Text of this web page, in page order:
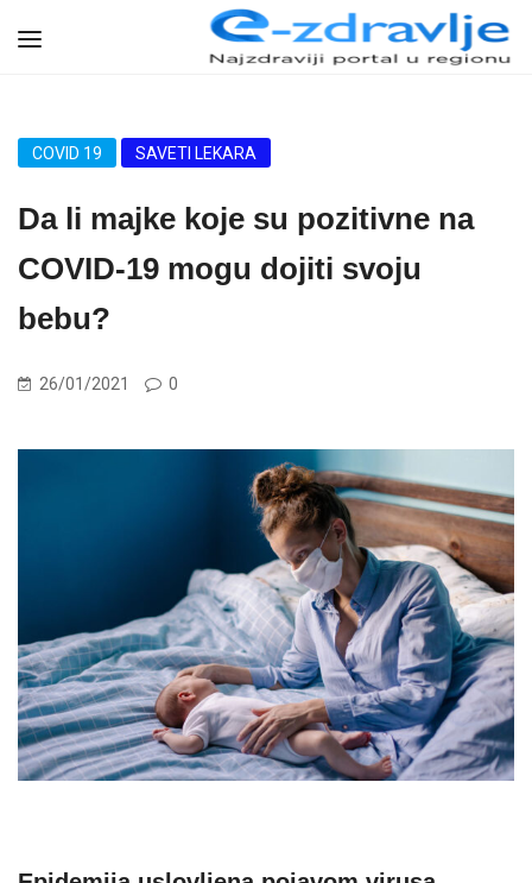
COVID 19 SAVETI LEKARA
Da li majke koje su pozitivne na
COVID-19 mogu dojiti svoju
bebu?
26/01/2021 0